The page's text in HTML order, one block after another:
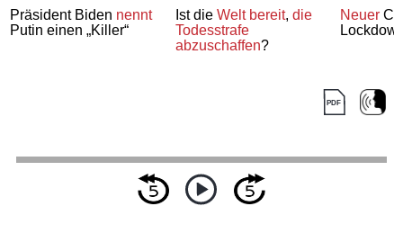
Präsident Biden nennt
Putin einen „Killer“
Ist die Welt bereit, die
Todesstrafe
abzuschaffen?
Neuer